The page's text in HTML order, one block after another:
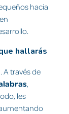
hacia
hallarás
A través de
les